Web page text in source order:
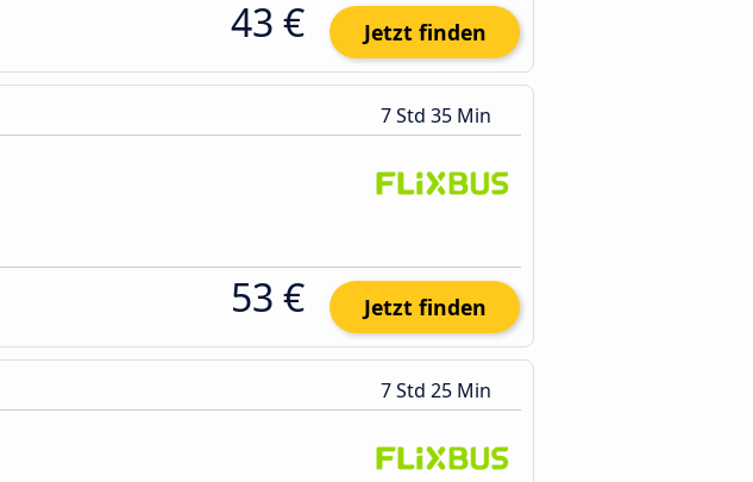
43 € Jetzt finden
7 Std 35 Min
53 € Jetzt finden
7 Std 25 Min